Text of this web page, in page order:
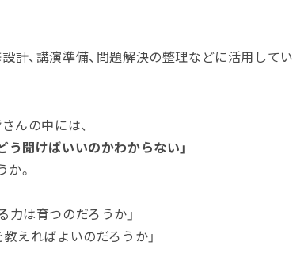
計、講演準備、問題解決の整理などに活用してい
んの中には、
う聞けばいいのかわからない」
。
力は育つのだろうか」
えればよいのだろうか」